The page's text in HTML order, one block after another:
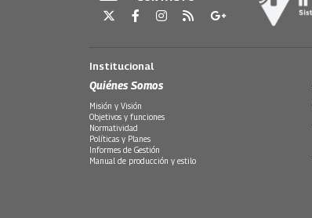
Institucional
Quiénes Somos
Misión y Visión
Objetivos y funciones
Normatividad
Políticas y Planes
Informes de Gestión
Manual de producción y estilo